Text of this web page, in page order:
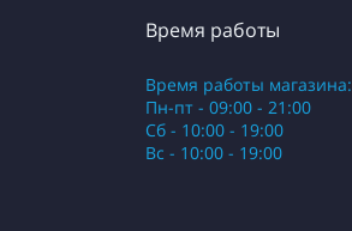
Время работы
Время работы магазина:
Пн-пт - 09:00 - 21:00
Сб - 10:00 - 19:00
Вс - 10:00 - 19:00